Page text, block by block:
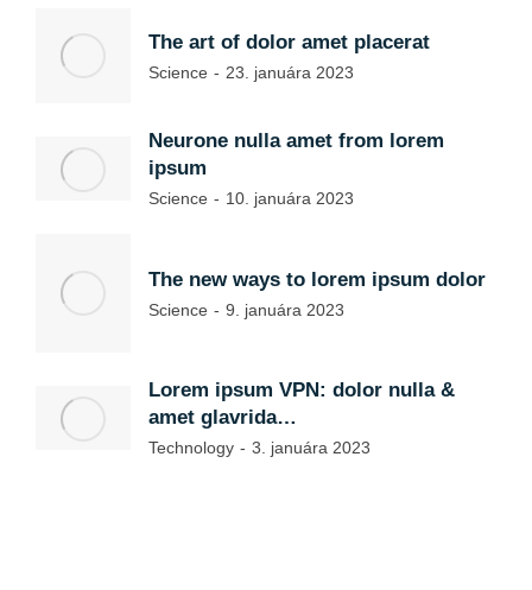
The art of dolor amet placerat
Science 23. januára 2023
Neurone nulla amet from lorem
ipsum
Science 10. januára 2023
The new ways to lorem ipsum dolor
Science 9. januára 2023
Lorem ipsum VPN: dolor nulla &
amet glavrida…
Technology 3. januára 2023